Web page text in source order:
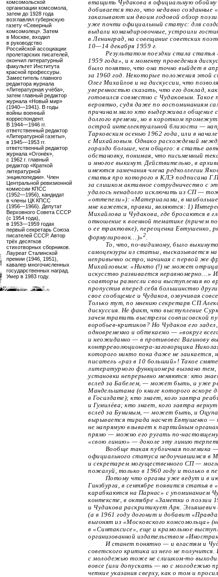
комсомольской
организации комсомола,
затем до 1928 года
возглавлял губернскую
газету «Северный
комсомолец». Затем
в Москве, входил
в руководство
Российской ассоциации
пролетарских писателей,
окончил литературный
факультет Института
красной профессуры.
Заместитель главного
редактора журнала
«Литературная учёба»,
затем главный редактор
журнала «Новый мир»
(1940—1941) . В годы
войны военный
корреспондент.
В 1944—1946гг.
ответственный редактор
«Литературной газеты»,
в 1945—1953гг.
ответственный редактор
журнала «Огонёк»,
с 1962 г. главный
редактор «Краткой
литературной
энциклопедии». Член
Центральной ревизионной
комиссии КПСС
(1952—1956) , кандидат
в члены ЦК КПСС
(1956—1966) . Депутат
Верховного Совета СССР
(с 1954 года),
в 1953—1959годах
первый секретарь Союза
писателей СССР. Автор
трёх десятков
стихотворных сборников.
Лауреат Сталинской
премии (1946, 1951),
кавалер многочисленных
государственных наград.
Умер в 1983 году.
втащить Чудакова в официальную
добивается того, что недавно
заказывают им двоим годовой обзор
уже почти официальный статус: для
выдали командировочные, устроили
в Ленинград, на совещание советских
10—14 декабря 1959 г.
Результатом поездки стала статья
1959 года», и к моменту проведения
было понятно, что она точно выйдет в
за 1960 год. Некоторые положения этой
Олег Михайлов и на дискуссии, что
уверенностью сказать, что его доклад,
готовился совместно с Чудаковым. Такое
вероятно, судя даже по воспоминаниям
причинам мало кто выдерживал общение
долгого времени, но в коротком
острой интеллектуальной близости —
Тарковским осенью 1962 года, или в
с Михайловым. Однако расхождений
гораздо больше, чем общего: в статье
обстановку, понимая, что письменный
и многое выкинут. Действительно, в
имеются замечания члена редколлегии
статья про которого в КЛЭ подписана
за слишком активное сотрудничество с
удалось ненадолго исключить из СП —
«оттепели»): «Материалами, в
мне кажется, правки, являются: 1)
Михайлова и Чудакова, где бросаются в
отношение к военной тематике (причем
о ее трактовке), переоценка Евтушенко,
формулировок…)»2.
То, что,по-видимому, было
самоцензуры из статьи, высказывается
непривычно остро, начиная с первой же
Михайловым: «Никто (!) не может
искусство развивается неравномерно…»
соавторы разнесли свои выступления во
пропустив вперед себя большинство
свое сообщение и Чудаков, озвучивая
Только тут, по мнению секретаря СП
дискуссия. Не факт, что выступление
зачем тратить выстрелы совписовской
воробьев-критиков? Но Чудаков его
одновременно и обтекаемо — «вокруг
и неожиданно — в противовес Вагинову
контрреволюционера-заговорщика
которого никто пока даже не заикается,
писатель «раз в 10 больший»! Такое
литературного функционера вызвано
установки непрерывно меняются: кто
вслед за Бабелем, — может быть, и уже
Мандельштама (о книге которого вскоре
в Госиздате); кто знает, кого завтра
и Гумилёва; кто знает, кого завтра
вслед за Буниным, — может быть, и
вырывается тирада насчет Евтушенко —
не напрямую взывает к партийным
прямо — можно его ругать по-
«свою линию» — доколе эту линию
Вообще такая публичная
официального статуса недоучившимся в
и секретарем могущественного СП —
пожалуй, только в 1960 году и только в
Потому что органы уже ведут и в
Гинзбурга, в сентябре появится статья в
карабкаются на Парнас» с упоминанием
контексте, в октябре «Заметки о поэзии
и Чудакова раскритикует Арк.
(а в 1961 году догонит и добавит
выгонят из «Московского комсомольца»
в «Синтаксисе», еще и крамольное
организованной издательством
И станет понятно — и властям и
советского критика из него не
с молодежью тоже неслишком-то
вовсе (или допускать — но с молодежью
четкие указания сверху, как о том и